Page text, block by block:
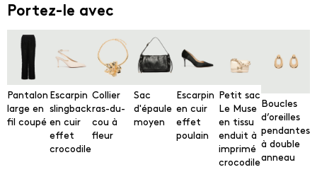
Portez-le avec
Pantalon
large en
fil coupé
Escarpin
slingback
en cuir
effet
crocodile
Collier
ras-du-
cou à
fleur
Sac
d'épaule
moyen
Escarpin
en cuir
effet
poulain
Petit sac
Le Muse
en tissu
enduit à
imprimé
crocodile
Boucles
d’oreilles
pendantes
à double
anneau